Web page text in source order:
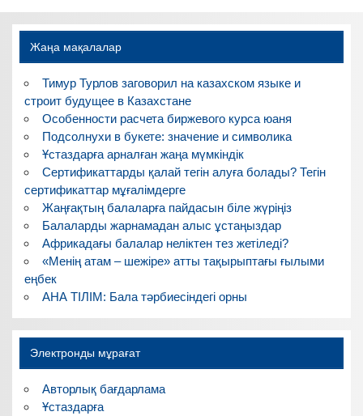
Жаңа мақалалар
Тимур Турлов заговорил на казахском языке и
строит будущее в Казахстане
Особенности расчета биржевого курса юаня
Подсолнухи в букете: значение и символика
Ұстаздарға арналған жаңа мүмкіндік
Сертификаттарды қалай тегін алуға болады? Тегін
сертификаттар мұғалімдерге
Жаңғақтың балаларға пайдасын біле жүріңіз
Балаларды жарнамадан алыс ұстаңыздар
Африкадағы балалар неліктен тез жетіледі?
«Менің атам – шежіре» атты тақырыптағы ғылыми
еңбек
АНА ТІЛІМ: Бала тәрбиесіндегі орны
Электронды мұрағат
Авторлық бағдарлама
Ұстаздарға